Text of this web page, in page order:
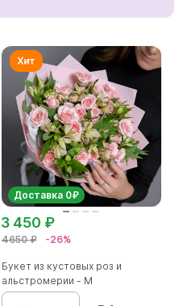
Доставка 0₽
4650 ₽ -26%
3 450 ₽
Букет из кустовых роз и
альстромерии - М